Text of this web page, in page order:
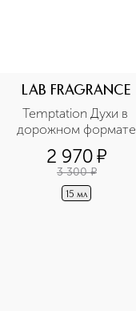
LAB FRAGRANCE
Temptation Духи в
дорожном формате
2 970¤
3 300 ¤
15 мл